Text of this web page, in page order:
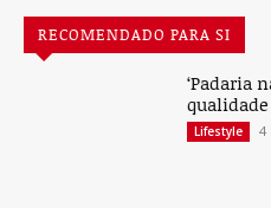
RECOMENDADO PARA SI
‘Padaria
Lifestyle 4